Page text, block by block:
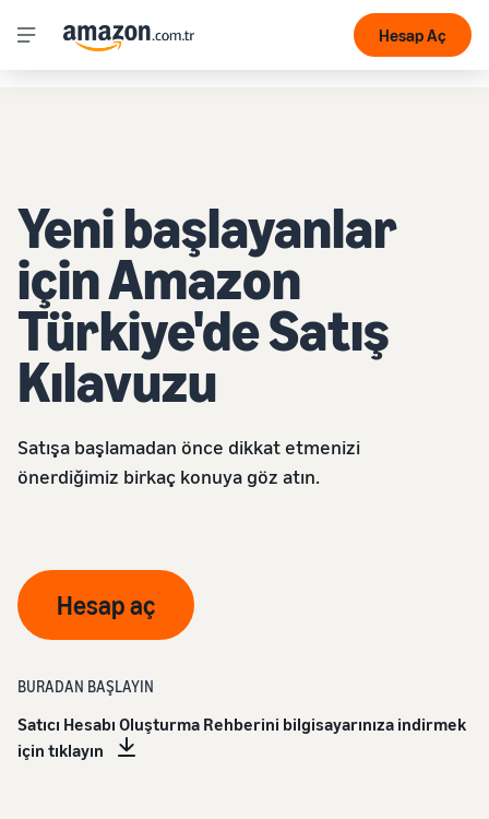
Hesap Aç
Yeni başlayanlar
için Amazon
Türkiye'de Satış
Kılavuzu
Satışa başlamadan önce dikkat etmenizi
önerdiğimiz birkaç konuya göz atın.
Hesap aç
BURADAN BAŞLAYIN
Satıcı Hesabı Oluşturma Rehberini bilgisayarınıza indirmek
için tıklayın